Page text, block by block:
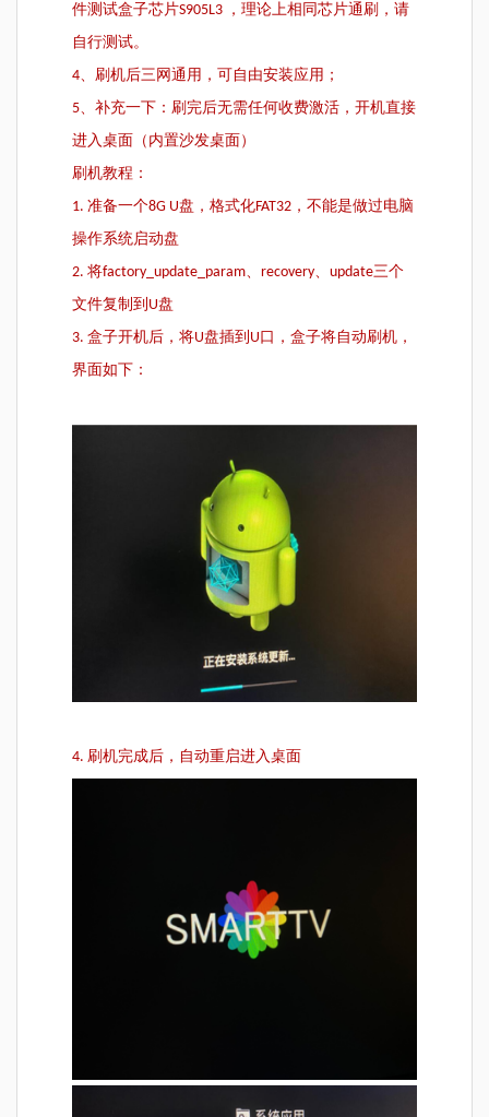
件测试盒子芯片S905L3 ，理论上相同芯片通刷，请
自行测试。
4、刷机后三网通用，可自由安装应用；
5、补充一下：刷完后无需任何收费激活，开机直接
进入桌面（内置沙发桌面）
刷机教程：
1. 准备一个8G U盘，格式化FAT32，不能是做过电脑
操作系统启动盘
2. 将factory_update_param、recovery、update三个
文件复制到U盘
3. 盒子开机后，将U盘插到U口，盒子将自动刷机，
界面如下：
4. 刷机完成后，自动重启进入桌面